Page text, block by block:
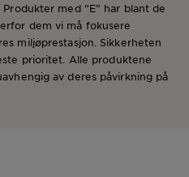
med “E” har blant de
dem vi må fokusere
miljøprestasjon. Sikkerheten
prioritet. Alle produktene
av deres påvirkning på